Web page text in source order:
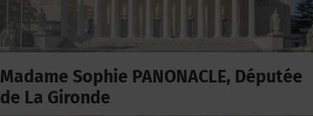
Madame Sophie PANONACLE, Députée
de La Gironde